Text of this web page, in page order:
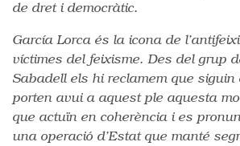
de dret i democràtic.
García Lorca és la icona de
víctimes del feixisme. Des del grup
Sabadell els hi reclamem que siguin
porten avui a aquest ple aquesta
que actuïn en coherència i es
una operació d’Estat que manté